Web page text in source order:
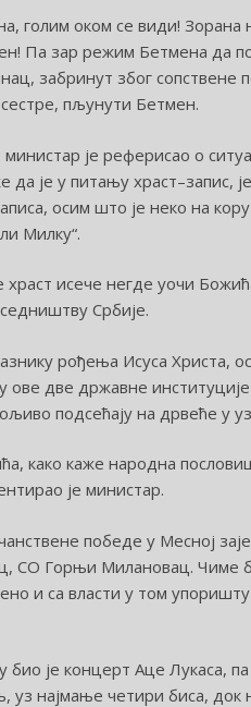
голим оком се види! Зорана
Па зар режим Бетмена да
забринут због сопствене
пљунути Бетмен.
је реферисао о
да је у питању храст–запис,
осим што је неко на
Милку“.
исече негде уочи
Србије.
рођења Исуса Христа,
ове две државне
подсећају на дрвеће у
како каже народна
је министар.
победе у Месној
СО Горњи Милановац. Чиме
и са власти у том
био је концерт Аце Лукаса,
уз најмање четири биса,